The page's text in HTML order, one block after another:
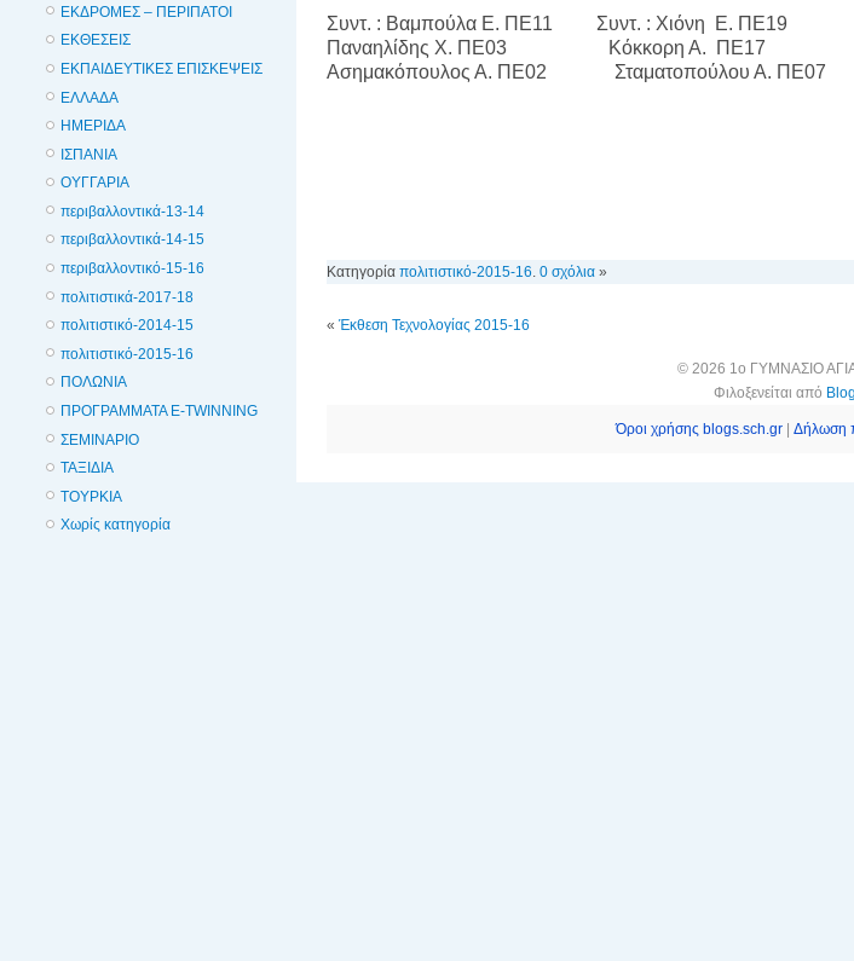
ΕΚΔΡΟΜΕΣ – ΠΕΡΙΠΑΤΟΙ
ΕΚΘΕΣΕΙΣ
ΕΚΠΑΙΔΕΥΤΙΚΕΣ ΕΠΙΣΚΕΨΕΙΣ
ΕΛΛΑΔΑ
ΗΜΕΡΙΔΑ
ΙΣΠΑΝΙΑ
ΟΥΓΓΑΡΙΑ
περιβαλλοντικά-13-14
περιβαλλοντικά-14-15
περιβαλλοντικό-15-16
πολιτιστικά-2017-18
πολιτιστικό-2014-15
πολιτιστικό-2015-16
ΠΟΛΩΝΙΑ
ΠΡΟΓΡΑΜΜΑΤΑ E-TWINNING
ΣΕΜΙΝΑΡΙΟ
ΤΑΞΙΔΙΑ
ΤΟΥΡΚΙΑ
Χωρίς κατηγορία
Συντ. : Βαμπούλα Ε. ΠΕ11 Συντ. : Χιόνη Ε. ΠΕ19
Παναηλίδης Χ. ΠΕ03 Κόκκορη Α. ΠΕ17
Ασημακόπουλος Α. ΠΕ02 Σταματοπούλου Α. ΠΕ07
Κατηγορία πολιτιστικό-2015-16. 0 σχόλια »
« Έκθεση Τεχνολογίας 2015-16
© 2026 1ο ΓΥΜΝΑΣΙΟ
Φιλοξενείται από
Όροι χρήσης blogs.sch.gr| Δήλωση